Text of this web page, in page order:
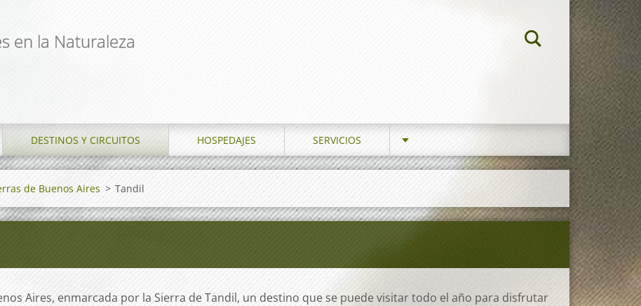
en la Naturaleza
DESTINOS Y CIRCUITOS HOSPEDAJES SERVICIOS
de Buenos Aires > Tandil
Aires, enmarcada por la Sierra de Tandil, un destino que se puede visitar todo el año para disfrutar